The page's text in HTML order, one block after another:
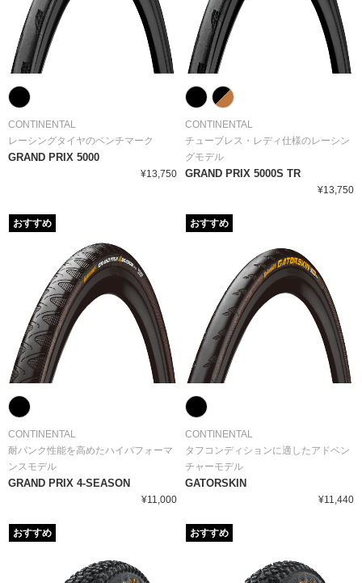
CONTINENTAL
レーシングタイヤのベンチマーク
GRAND PRIX 5000
¥13,750
CONTINENTAL
チューブレス・レディ仕様のレーシン
グモデル
GRAND PRIX 5000S TR
¥13,750
CONTINENTAL
耐パンク性能を高めたハイパフォーマ
ンスモデル
GRAND PRIX 4-SEASON
¥11,000
おすすめ
CONTINENTAL
タフコンディションに適したアドベン
チャーモデル
GATORSKIN
¥11,440
おすすめ
おすすめ おすすめ